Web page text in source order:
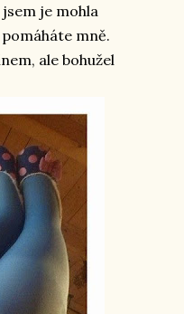
je mohla
mně.
ale bohužel